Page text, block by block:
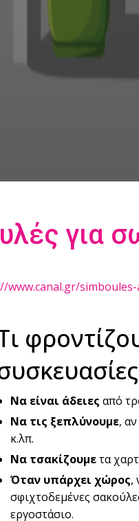
για
www.canal.gr/
Να είναι άδειες από
Να τις ξεπλύνουμε,
κ.λπ.
Να τσακίζουμετα
Όταν υπάρχει χώρος,
σφιχτοδεμένες
εργοστάσιο.